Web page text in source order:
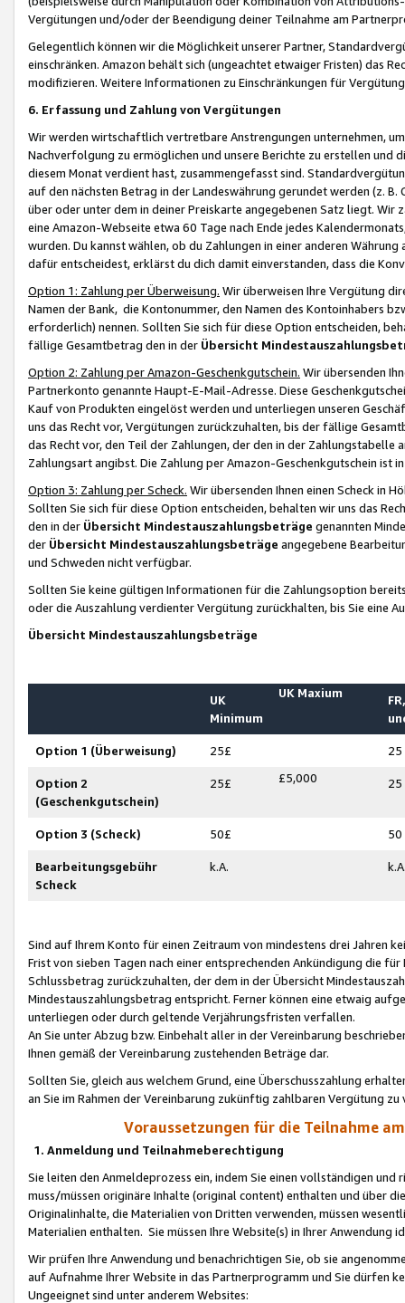
Vergütungen und/oder der Beendigung deiner Teilnahme am
Gelegentlich können wir die Möglichkeit unserer Partner,
einschränken. Amazon behält sich (ungeachtet etwaiger Fristen) das
modifizieren. Weitere Informationen zu Einschränkungen für
6. Erfassung und Zahlung von Vergütungen
Wir werden wirtschaftlich vertretbare Anstrengungen unternehmen,
Nachverfolgung zu ermöglichen und unsere Berichte zu erstellen und
diesem Monat verdient hast, zusammengefasst sind.
auf den nächsten Betrag in der Landeswährung gerundet werden (z.
über oder unter dem in deiner Preiskarte angegebenen Satz liegt.
eine Amazon-Webseite etwa 60 Tage nach Ende jedes
wurden. Du kannst wählen, ob du Zahlungen in einer anderen
dafür entscheidest, erklärst du dich damit einverstanden, dass die
Option 1: Zahlung per Überweisung. Wir überweisen Ihre Vergütung
Namen der Bank, die Kontonummer, den Namen des Kontoinhabers
erforderlich) nennen. Sollten Sie sich für diese Option entscheiden,
fällige Gesamtbetrag den in der Übersicht
Option 2: Zahlung per Amazon-Geschenkgutschein. Wir übersenden
Partnerkonto genannte Haupt-E-Mail-Adresse. Diese
Kauf von Produkten eingelöst werden und unterliegen unseren
uns das Recht vor, Vergütungen zurückzuhalten, bis der fällige
das Recht vor, den Teil der Zahlungen, der den in der
Zahlungsart angibst. Die Zahlung per Amazon-Geschenkgutschein ist
Option 3: Zahlung per Scheck. Wir übersenden Ihnen einen Scheck in
Sollten Sie sich für diese Option entscheiden, behalten wir uns das
den in der Übersicht Mindestauszahlungsbeträge genannten
der Übersicht Mindestauszahlungsbeträge angegebene
und Schweden nicht verfügbar.
Sollten Sie keine gültigen Informationen für die Zahlungsoption
oder die Auszahlung verdienter Vergütung zurückhalten, bis Sie
Übersicht Mindestauszahlungsbeträge
UK
Minimum
UK Maxium
Option 1 (Überweisung) 25£ 25
Option 2
(Geschenkgutschein)
25£ £5,000 25
Option 3 (Scheck) 50£ 50
Bearbeitungsgebühr
Scheck
k.A.
Sind auf Ihrem Konto für einen Zeitraum von mindestens drei Jahren
Frist von sieben Tagen nach einer entsprechenden Ankündigung die
Schlussbetrag zurückzuhalten, der dem in der Übersicht
Mindestauszahlungsbetrag entspricht. Ferner können eine etwaig
unterliegen oder durch geltende Verjährungsfristen verfallen.
An Sie unter Abzug bzw. Einbehalt aller in der Vereinbarung
Ihnen gemäß der Vereinbarung zustehenden Beträge dar.
Sollten Sie, gleich aus welchem Grund, eine Überschusszahlung
an Sie im Rahmen der Vereinbarung zukünftig zahlbaren Vergütung zu
Voraussetzungen für die Teilnahme
1. Anmeldung und Teilnahmeberechtigung
Sie leiten den Anmeldeprozess ein, indem Sie einen vollständigen
muss/müssen originäre Inhalte (original content) enthalten und über
Originalinhalte, die Materialien von Dritten verwenden, müssen
Materialien enthalten. Sie müssen Ihre Website(s) in Ihrer Anwendung
Wir prüfen Ihre Anwendung und benachrichtigen Sie, ob sie
auf Aufnahme Ihrer Website in das Partnerprogramm und Sie dürfen
Ungeeignet sind unter anderem Websites: